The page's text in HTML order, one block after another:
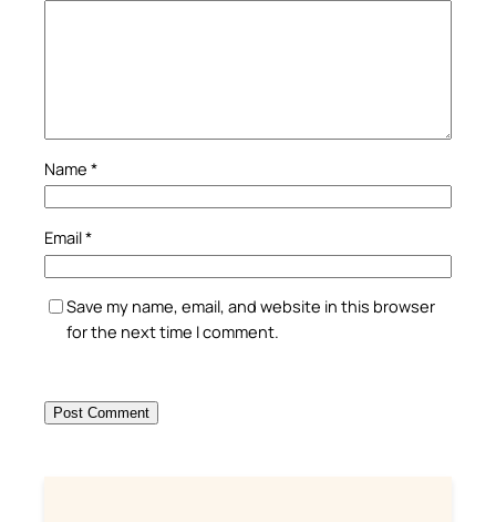
Name *
Email*
Save my name, email, and website in this browser
for the next time I comment.